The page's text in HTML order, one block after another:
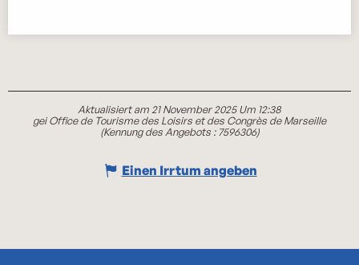
Aktualisiert am 21 November 2025 Um 12:38
gei Office de Tourisme des Loisirs et des Congrès de Marseille
(Kennung des Angebots : 7596306)
Einen Irrtum angeben